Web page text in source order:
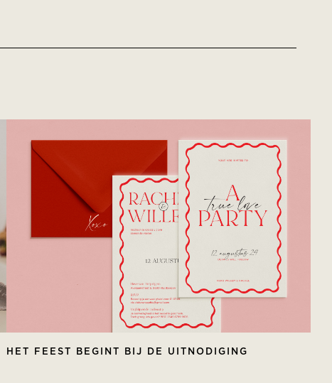
HET FEEST BEGINT BIJ DE UITNODIGING